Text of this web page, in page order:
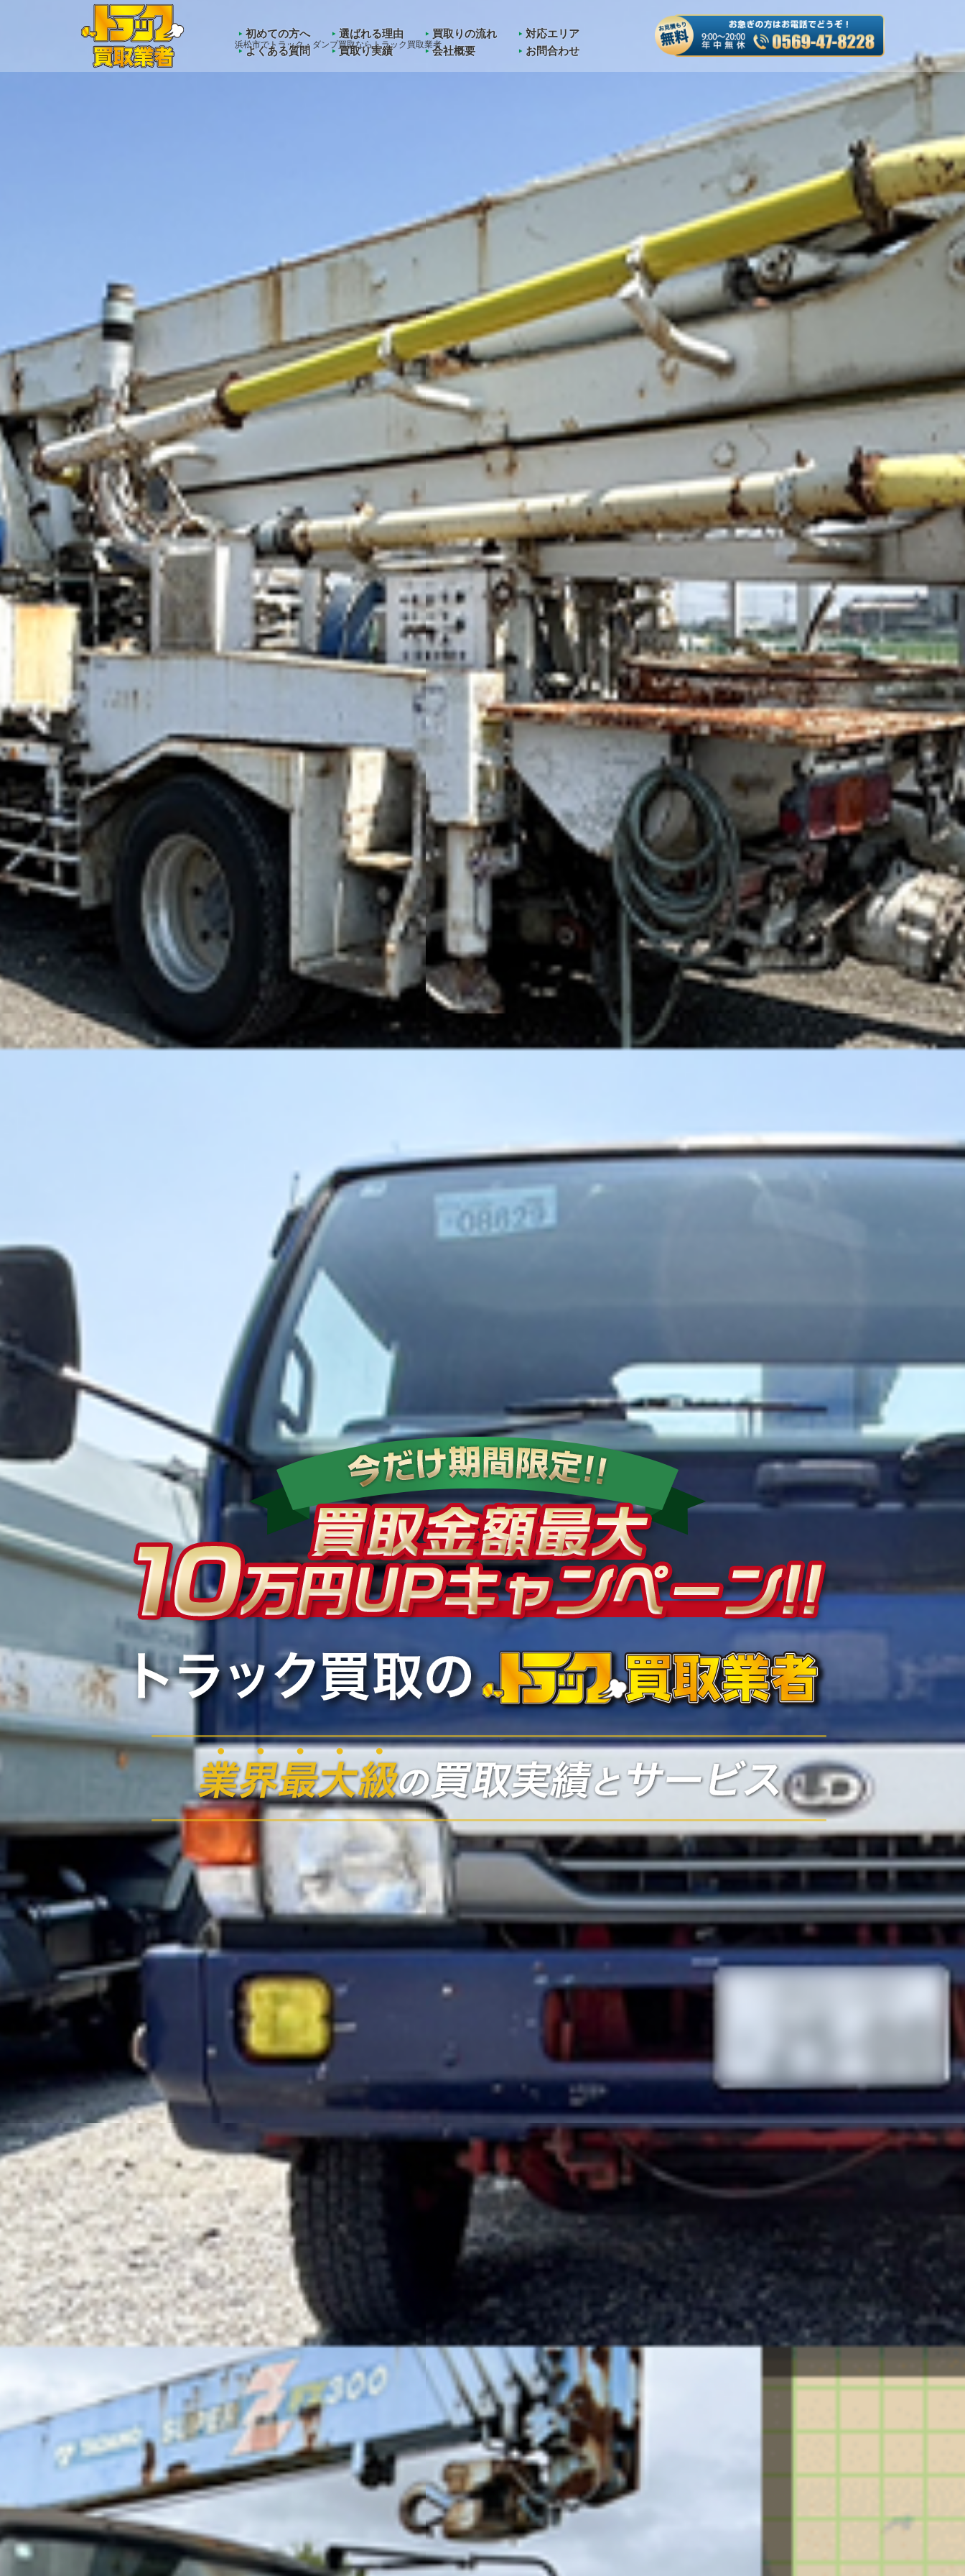
: Undefined array key "HTTP_ACCEPT_LANGUAGE" in /home/kawashoji/truck-kaitori.jp/public_html/wp-content/themes/truck-kaitori/header.phpon line50
浜松市でトラック・ダンプ買取ならトラック買取業者
初めての方へ 選ばれる理由 買取りの流れ
対応エリア
よくある質問
買取り実績 会社概要 お問合わせ